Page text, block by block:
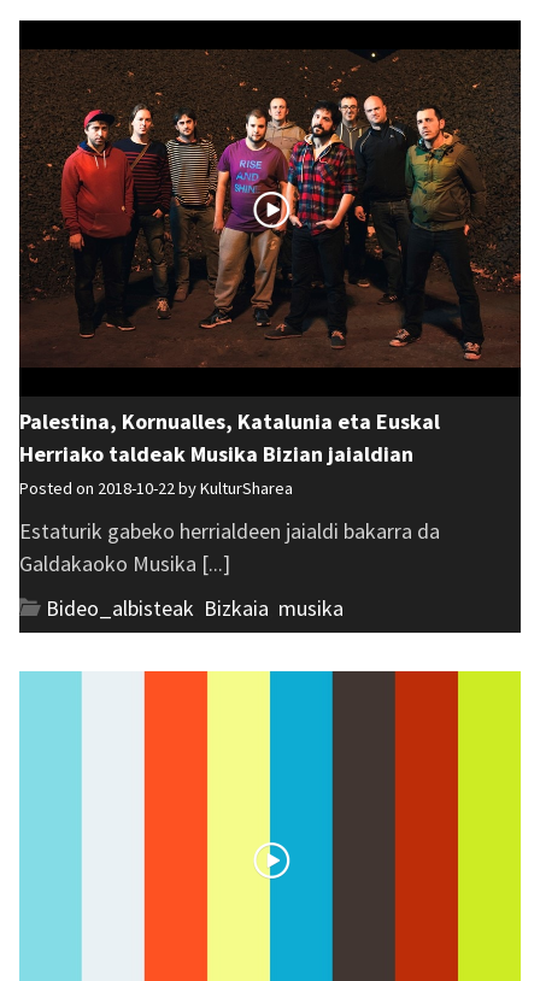
Palestina, Kornualles, Katalunia eta Euskal
Herriako taldeak Musika Bizian jaialdian
Posted on 2018-10-22 byKulturSharea
Estaturik gabeko herrialdeen jaialdi bakarra da
Galdakaoko Musika [...]
Bideo_albisteak Bizkaia musika